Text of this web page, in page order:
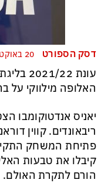
דסק הספורט
האלופה מילווקי על ברוקלין
פתיחת המשחק
קיבלו את טבעות
הורם לתקרת האולם.